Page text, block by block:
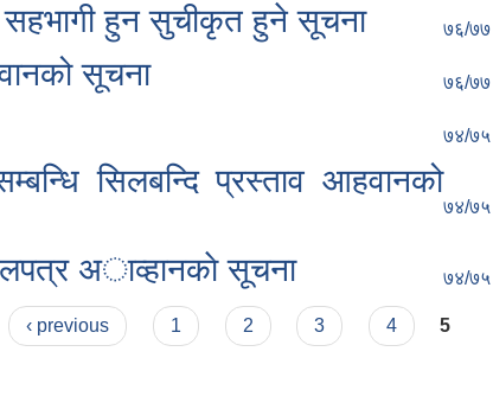
सहभागी हुन सुचीकृत हुने सूचना ७६/७७
सूचना ७६/७७
७४/७५
सिलबन्दि प्रस्ताव आहवानको
७४/७५
अाव्हानकाे सूचना ७४/७५
‹ previous 1 2 3 4 5